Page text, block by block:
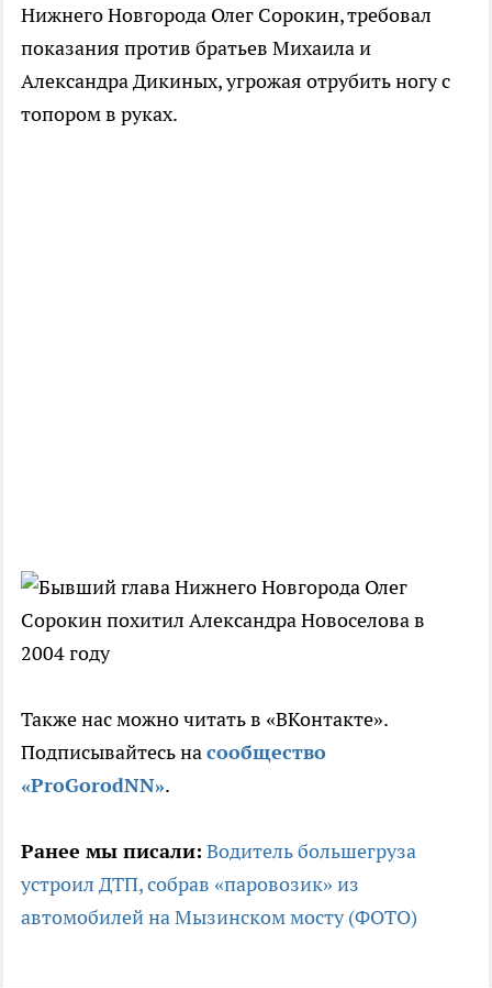
Нижнего Новгорода Олег Сорокин, требовал
показания против братьев Михаила и
Александра Дикиных, угрожая отрубить ногу с
топором в руках.
Также нас можно читать в «ВКонтакте».
Подписывайтесь насообщество
«ProGorodNN».
Ранее мы писали: Водитель большегруза
устроил ДТП, собрав «паровозик» из
автомобилей на Мызинском мосту (ФОТО)